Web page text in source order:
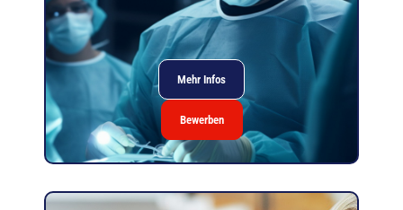
Mehr Infos
Bewerben